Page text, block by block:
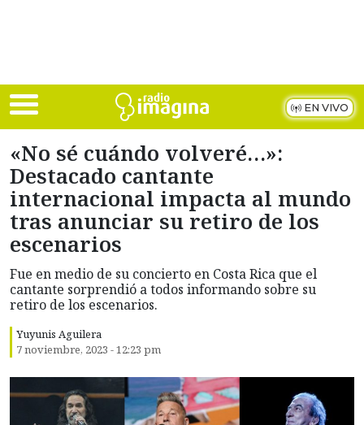
EN VIVO
«No sé cuándo volveré…»:
Destacado cantante
internacional impacta al mundo
tras anunciar su retiro de los
escenarios
Fue en medio de su concierto en Costa Rica que el
cantante sorprendió a todos informando sobre su
retiro de los escenarios.
Yuyunis Aguilera
7 noviembre, 2023 - 12:23 pm